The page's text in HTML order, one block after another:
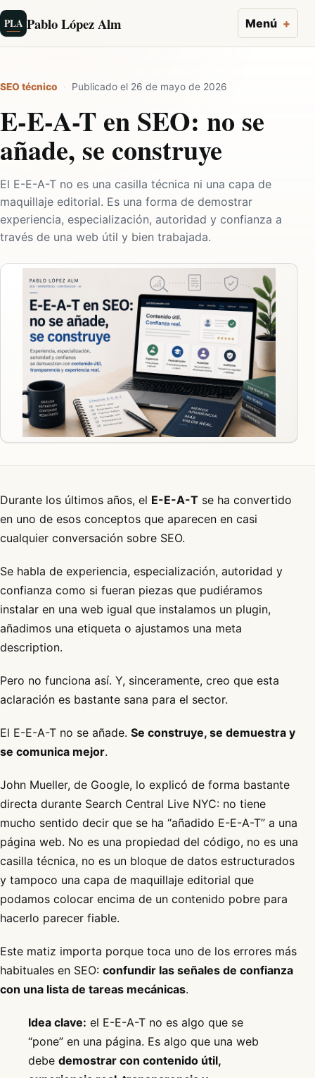
PLA Pablo López Alm Menú
SEO técnico · Publicado el 26 de mayo de 2026
E-E-A-T en SEO: no se
añade, se construye
El E-E-A-T no es una casilla técnica ni una capa de
maquillaje editorial. Es una forma de demostrar
experiencia, especialización, autoridad y confianza a
través de una web útil y bien trabajada.
Durante los últimos años, el E-E-A-T se ha convertido
en uno de esos conceptos que aparecen en casi
cualquier conversación sobre SEO.
Se habla de experiencia, especialización, autoridad y
confianza como si fueran piezas que pudiéramos
instalar en una web igual que instalamos un plugin,
añadimos una etiqueta o ajustamos una meta
description.
Pero no funciona así. Y, sinceramente, creo que esta
aclaración es bastante sana para el sector.
El E-E-A-T no se añade. Se construye, se demuestra y
se comunica mejor.
John Mueller, de Google, lo explicó de forma bastante
directa durante Search Central Live NYC: no tiene
mucho sentido decir que se ha “añadido E-E-A-T” a una
página web. No es una propiedad del código, no es una
casilla técnica, no es un bloque de datos estructurados
y tampoco una capa de maquillaje editorial que
podamos colocar encima de un contenido pobre para
hacerlo parecer fiable.
Este matiz importa porque toca uno de los errores más
habituales en SEO: confundir las señales de confianza
con una lista de tareas mecánicas.
Idea clave: el E-E-A-T no es algo que se
“pone” en una página. Es algo que una web
debe demostrar con contenido útil,